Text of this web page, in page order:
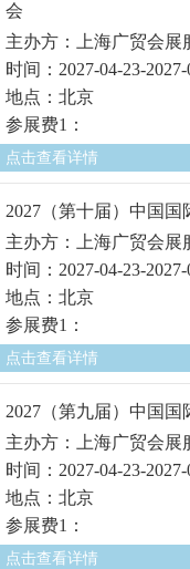
会
主办方：上海广贸会展
时间：2027-04-23-2027-
地点：北京
参展费1：
点击查看详情
2027（第十届）中国
主办方：上海广贸会展
时间：2027-04-23-2027-
地点：北京
参展费1：
点击查看详情
2027（第九届）中国
主办方：上海广贸会展
时间：2027-04-23-2027-
地点：北京
参展费1：
点击查看详情